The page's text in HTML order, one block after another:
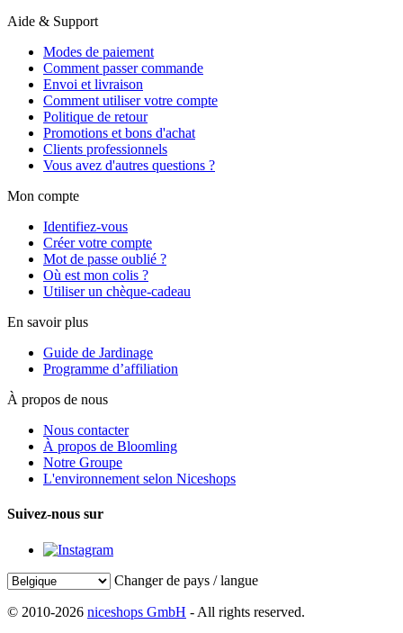
Aide & Support
Modes de paiement
Comment passer commande
Envoi et livraison
Comment utiliser votre compte
Politique de retour
Promotions et bons d'achat
Clients professionnels
Vous avez d'autres questions ?
Mon compte
Identifiez-vous
Créer votre compte
Mot de passe oublié ?
Où est mon colis ?
Utiliser un chèque-cadeau
En savoir plus
Guide de Jardinage
Programme d’affiliation
À propos de nous
Nous contacter
À propos de Bloomling
Notre Groupe
L'environnement selon Niceshops
Suivez-nous sur
Changer de pays / langue
© 2010-2026 niceshops GmbH - All rights reserved.